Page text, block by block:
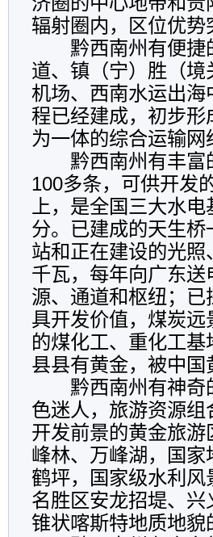
辐射圈内，区位优势
黔西南州有便捷
道、镇（宁）胜（
机场、西南水运出
程已经建成，初步
为一体的综合运输网
黔西南州有丰富
100多条，可供开发
上，是全国三大水
分。已建成的天生
站和正在建设的光
千瓦，每年向广东送
源、通道和枢纽；
具开发价值，煤炭
的煤化工、重化工
县县有黄金，被中国
黔西南州有神奇
色迷人，旅游资源
开发前景的黄金旅
峰林、万峰湖，国
鹤坪，国家级水利
名胜区安龙招堤、
锥状喀斯特地质地貌